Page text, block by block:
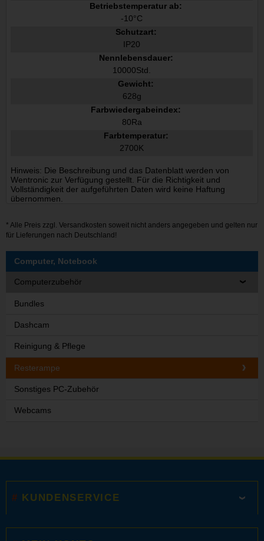
Betriebstemperatur ab:
-10°C
Schutzart:
IP20
Nennlebensdauer:
10000Std.
Gewicht:
628g
Farbwiedergabeindex:
80Ra
Farbtemperatur:
2700K
Hinweis: Die Beschreibung und das Datenblatt werden von
Wentronic zur Verfügung gestellt. Für die Richtigkeit und
Vollständigkeit der aufgeführten Daten wird keine Haftung
übernommen.
* Alle Preis zzgl. Versandkosten soweit nicht anders angegeben und gelten nur
für Lieferungen nach Deutschland!
Computer, Notebook
Computerzubehör
Bundles
Dashcam
Reinigung & Pflege
Resterampe
Sonstiges PC-Zubehör
Webcams
KUNDENSERVICE